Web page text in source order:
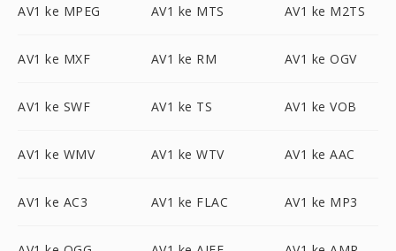
AV1 ke MPEG AV1 ke MTS AV1 ke M2TS
AV1 ke MXF AV1 ke RM AV1 ke OGV
AV1 ke SWF AV1 ke TS AV1 ke VOB
AV1 ke WMV AV1 ke WTV AV1 ke AAC
AV1 ke AC3 AV1 ke FLAC AV1 ke MP3